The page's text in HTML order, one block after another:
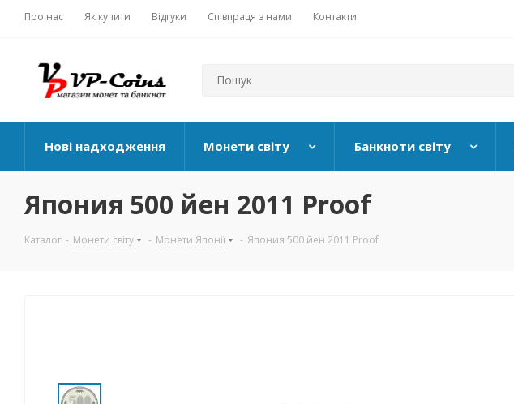
Про нас Як купити Відгуки Співпраця з нами Контакти
Нові надходження Монети світу Банкноти світу
Япония 500 йен 2011 Proof
Каталог - Монети світу - Монети Японії - Япония 500 йен 2011 Proof